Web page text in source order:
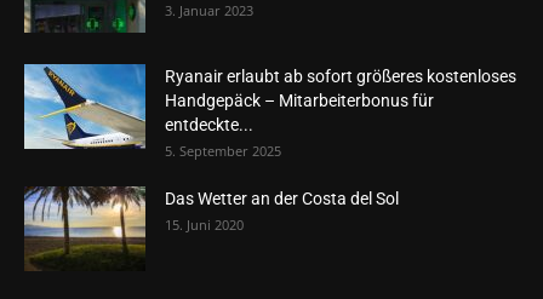
3. Januar 2023
Ryanair erlaubt ab sofort größeres kostenloses
Handgepäck – Mitarbeiterbonus für
entdeckte...
5. September 2025
Das Wetter an der Costa del Sol
15. Juni 2020